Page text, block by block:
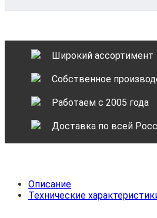
Широкий ассортимент
Собственное
Работаем с 2005 года
Доставка по всей
Описание
Технические